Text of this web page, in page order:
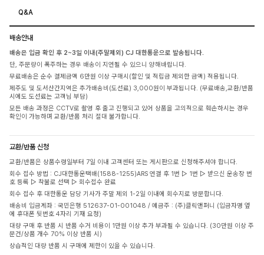
Q&A
배송안내
배송은 입금 확인 후 2~3일 이내(주말제외) CJ 대한통운으로 발송됩니다.
단, 주문량이 폭주하는 경우 배송이 지연될 수 있으니 양해바랍니다.
무료배송은 순수 결제금액 6만원 이상 구매시(할인 및 적립금 제외한 금액) 적용됩니다.
제주도 및 도서산간지역은 추가배송비(도선료) 3,000원이 부과됩니다. (무료배송,교환/반품
시에도 도선료는 고객님 부담)
모든 배송 과정은 CCTV로 촬영 후 출고 진행되고 있어 상품을 고의적으로 훼손하시는 경우
확인이 가능하며 교환/반품 처리 절대 불가합니다.
교환/반품 신청
교환/반품은 상품수령일부터 7일 이내 고객센터 또는 게시판으로 신청해주셔야 합니다.
회수 접수 방법 : CJ대한통운택배(1588-1255)ARS 연결 후 1번 ▷ 1번 ▷ 받으신 운송장 번
호 등록 ▷ 착불로 선택 ▷ 회수접수 완료
회수 접수 후 대한통운 담당 기사가 주말 제외 1-2일 이내에 회수지로 방문합니다.
배송비 입금계좌 : 국민은행 512637-01-001048 / 예금주 : (주)클릭앤퍼니 (입금자명 옆
에 휴대폰 뒷번호 4자리 기재 요청)
대량 구매 후 반품 시 반품 수거 비용이 1만원 이상 추가 부과될 수 있습니다. (30만원 이상 주
문건/상품 개수 70% 이상 반품 시)
상습적인 대량 반품 시 구매에 제한이 있을 수 있습니다.